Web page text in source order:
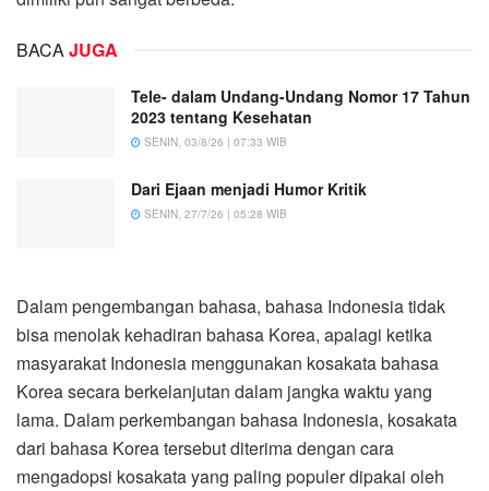
BACAJUGA
Tele- dalam Undang-Undang Nomor 17 Tahun
2023 tentang Kesehatan
SENIN, 03/8/26 | 07:33 WIB
Dari Ejaan menjadi Humor Kritik
SENIN, 27/7/26 | 05:28 WIB
Dalam pengembangan bahasa, bahasa Indonesia tidak
bisa menolak kehadiran bahasa Korea, apalagi ketika
masyarakat Indonesia menggunakan kosakata bahasa
Korea secara berkelanjutan dalam jangka waktu yang
lama. Dalam perkembangan bahasa Indonesia, kosakata
dari bahasa Korea tersebut diterima dengan cara
mengadopsi kosakata yang paling populer dipakai oleh